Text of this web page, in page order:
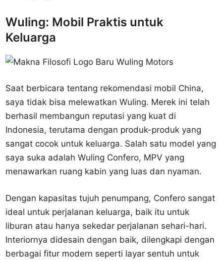
Wuling: Mobil Praktis untuk
Keluarga
Saat berbicara tentang rekomendasi mobil China,
saya tidak bisa melewatkan Wuling. Merek ini telah
berhasil membangun reputasi yang kuat di
Indonesia, terutama dengan produk-produk yang
sangat cocok untuk keluarga. Salah satu model yang
saya suka adalah Wuling Confero, MPV yang
menawarkan ruang kabin yang luas dan nyaman.
Dengan kapasitas tujuh penumpang, Confero sangat
ideal untuk perjalanan keluarga, baik itu untuk
liburan atau hanya sekedar perjalanan sehari-hari.
Interiornya didesain dengan baik, dilengkapi dengan
berbagai fitur modern seperti layar sentuh untuk